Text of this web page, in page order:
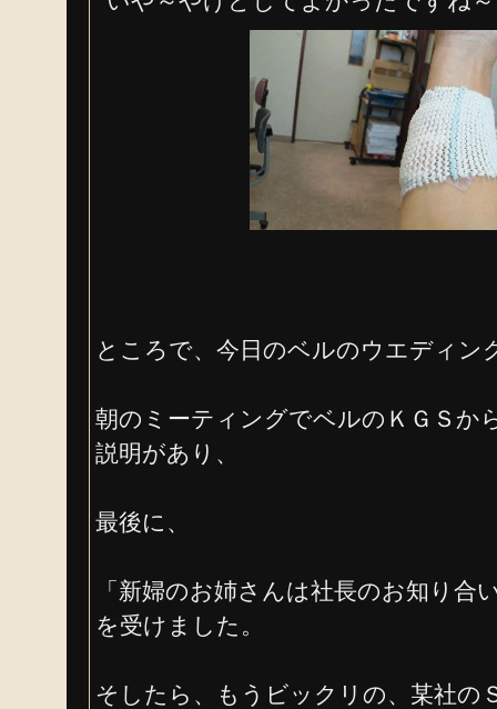
ところで、今日のベルのウエディン
朝のミーティングでベルのＫＧＳか
説明があり、
最後に、
「新婦のお姉さんは社長のお知り合
を受けました。
そしたら、もうビックリの、某社の